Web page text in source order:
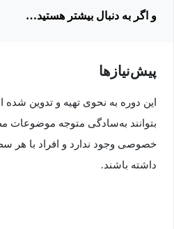
و اگر به دنبال بیشتر هستید…
پیش‌نیاز‌ها
این دوره به نحوی تهیه و تدوین
بتوانند به‌سادگی متوجه
خصوصی وجود ندارد و افراد با هر
داشته باشند.